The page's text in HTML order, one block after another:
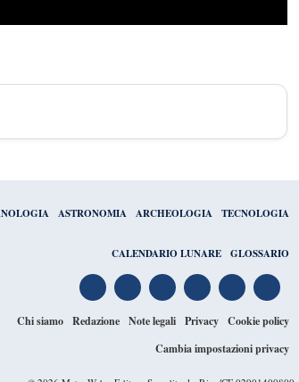
ASTRONOMIA ARCHEOLOGIA TECNOLOGIA
CALENDARIO LUNARE GLOSSARIO
Chi siamo Redazione Note legali Privacy
Cookie policy
Cambia impostazioni privacy